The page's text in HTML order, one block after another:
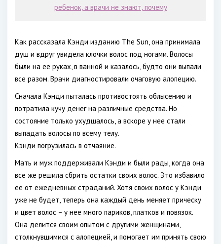
ребенок, а врачи не знают, почему
Как рассказала Кэнди изданию The Sun, она принимала
душ и вдруг увидела клочки волос под ногами. Волосы
были на ее руках, в ванной и казалось, будто они выпали
все разом. Врачи диагностировали очаговую алопецию.
Сначала Кэнди пыталась противостоять облысению и
потратила кучу денег на различные средства. Но
состояние только ухудшалось, а вскоре у нее стали
выпадать волосы по всему телу.
Кэнди погрузилась в отчаяние.
Мать и муж поддерживали Кэнди и были рады, когда она
все же решила сбрить остатки своих волос. Это избавило
ее от ежедневных страданий. Хотя своих волос у Кэнди
уже не будет, теперь она каждый день меняет прическу
и цвет волос – у нее много париков, платков и повязок.
Она делится своим опытом с другими женщинами,
столкнувшимися с алопецией, и помогает им принять свою